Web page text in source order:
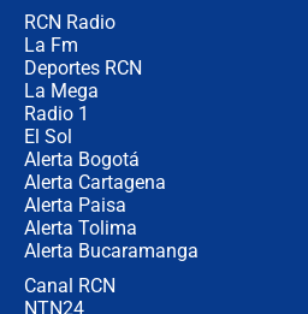
RCN Radio
La Fm
Deportes RCN
La Mega
Radio 1
El Sol
Alerta Bogotá
Alerta Cartagena
Alerta Paisa
Alerta Tolima
Alerta Bucaramanga
Canal RCN
NTN24